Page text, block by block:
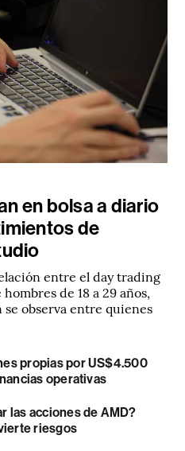
en bolsa a diario
de
entre el day trading
de 18 a 29 años,
observa entre quienes
propias por US$4.500
operativas
las acciones de AMD?
riesgos